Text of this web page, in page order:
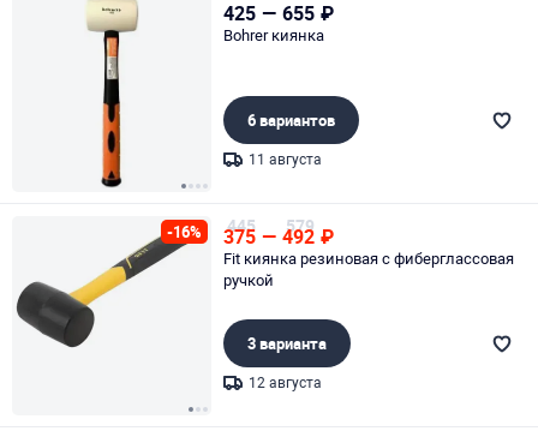
425 — 655 ₽
Bohrer киянка
6 вариантов
11 августа
-16% 445
375 — 579
492 ₽
Fit киянка резиновая c фиберглассовая
ручкой
3 варианта
12 августа